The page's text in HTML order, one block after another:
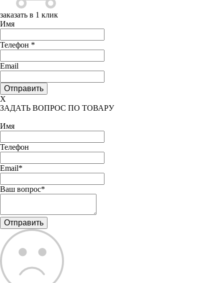
заказать в 1 клик
Имя
Телефон *
Email
X
ЗАДАТЬ ВОПРОС ПО ТОВАРУ
Имя
Телефон
Email*
Ваш вопрос*